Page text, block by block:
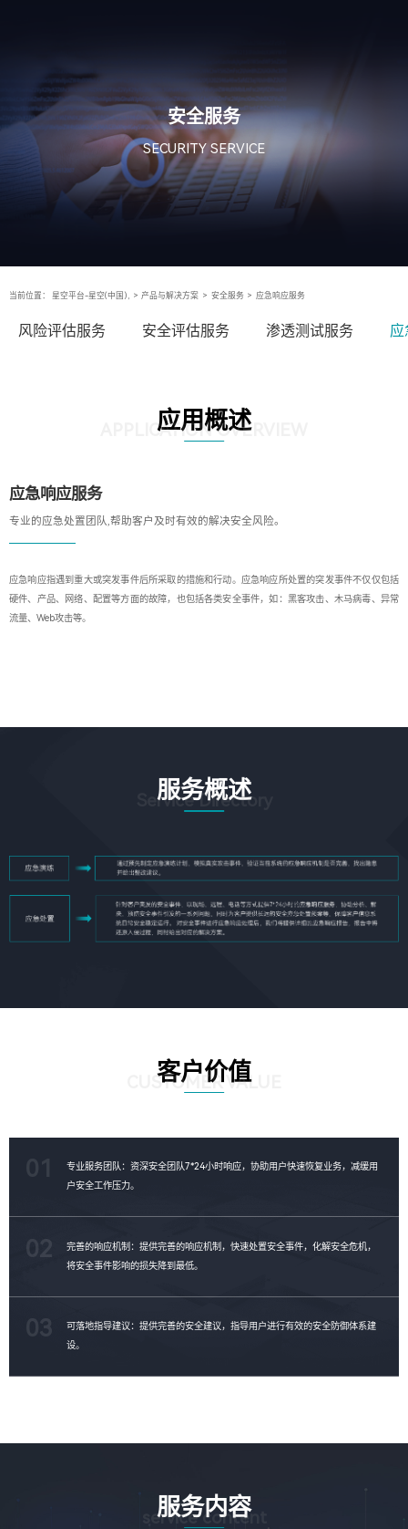
安全服务
SECURITY SERVICE
当前位置： 星空平台-星空(中国), > 产品与解决方案 > 安全服务 > 应急响应服务
风险评估服务 安全评估服务 渗透测试服务
应用概述
APPLICATION OVERVIEW
应急响应服务
专业的应急处置团队,帮助客户及时有效的解决安全风险。
应急响应指遇到重大或突发事件后所采取的措施和行动。应急响应所处置的突发事件不仅仅包括
硬件、产品、网络、配置等方面的故障，也包括各类安全事件，如：黑客攻击、木马病毒、异常
流量、Web攻击等。
服务概述
Service Directory
客户价值
CUSTOMER VALUE
专业服务团队：资深安全团队7*24小时响应，协助用户快速恢复业务，减缓用
户安全工作压力。
完善的响应机制：提供完善的响应机制，快速处置安全事件，化解安全危机，
将安全事件影响的损失降到最低。
02
可落地指导建议：提供完善的安全建议，指导用户进行有效的安全防御体系建
设。
03
服务内容
service content